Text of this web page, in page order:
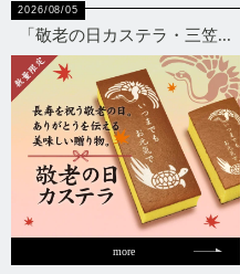
2026/08/05
「敬老の日カステラ・三笠...
more